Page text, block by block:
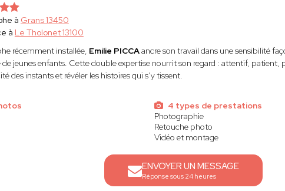
à Grans 13450
à Le Tholonet 13100
récemment installée, Emilie PICCAancre son travail dans une sensibilité
de jeunes enfants. Cette double expertise nourrit son regard : attentif,
des instants et révéler les histoires qui s’y tissent.
4 types de prestations
Photographie
Retouche photo
Vidéo et montage
ENVOYER UN MESSAGE
Réponse sous 24 heures